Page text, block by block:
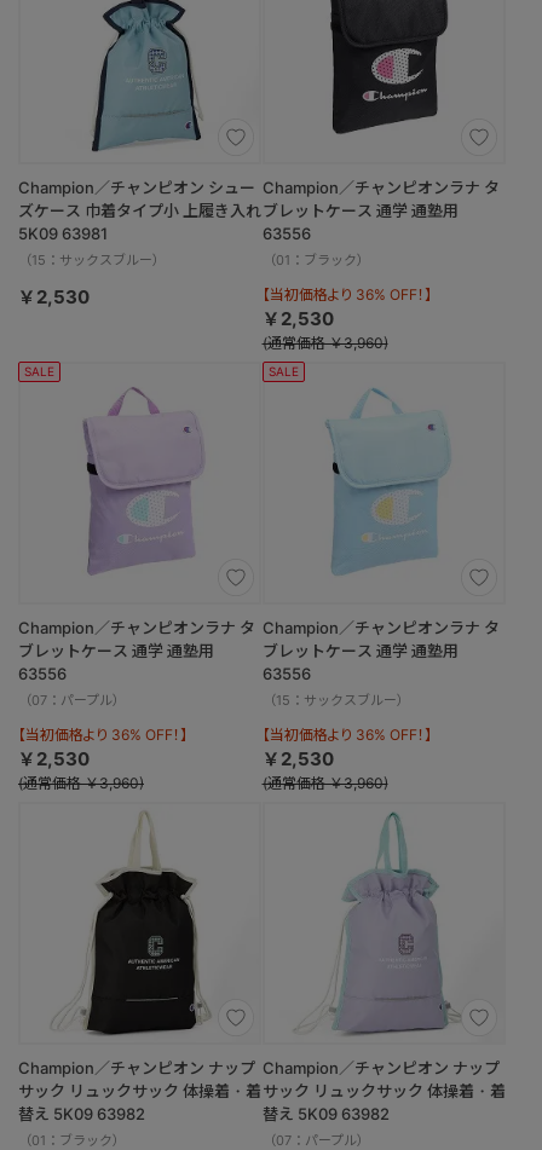
Champion／チャンピオン シュー
ズケース 巾着タイプ小 上履き入れ
5K09 63981
（15：サックスブルー）
￥2,530
Champion／チャンピオンラナ タ
ブレットケース 通学 通塾用
63556
（01：ブラック）
【当初価格より 36% OFF！】
￥2,530
(通常価格 ￥3,960)
SALE
Champion／チャンピオンラナ タ
ブレットケース 通学 通塾用
63556
（07：パープル）
【当初価格より 36% OFF！】
￥2,530
(通常価格 ￥3,960)
SALE
Champion／チャンピオンラナ タ
ブレットケース 通学 通塾用
63556
（15：サックスブルー）
【当初価格より 36% OFF！】
￥2,530
(通常価格 ￥3,960)
Champion／チャンピオン ナップ
サック リュックサック 体操着・着
替え 5K09 63982
（01：ブラック）
Champion／チャンピオン ナップ
サック リュックサック 体操着・着
替え 5K09 63982
（07：パープル）